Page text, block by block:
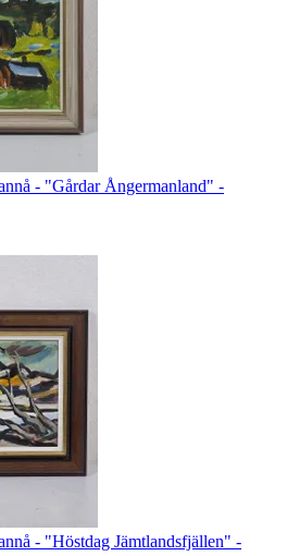
- "Gårdar Ångermanland" -
- "Höstdag Jämtlandsfjällen" -